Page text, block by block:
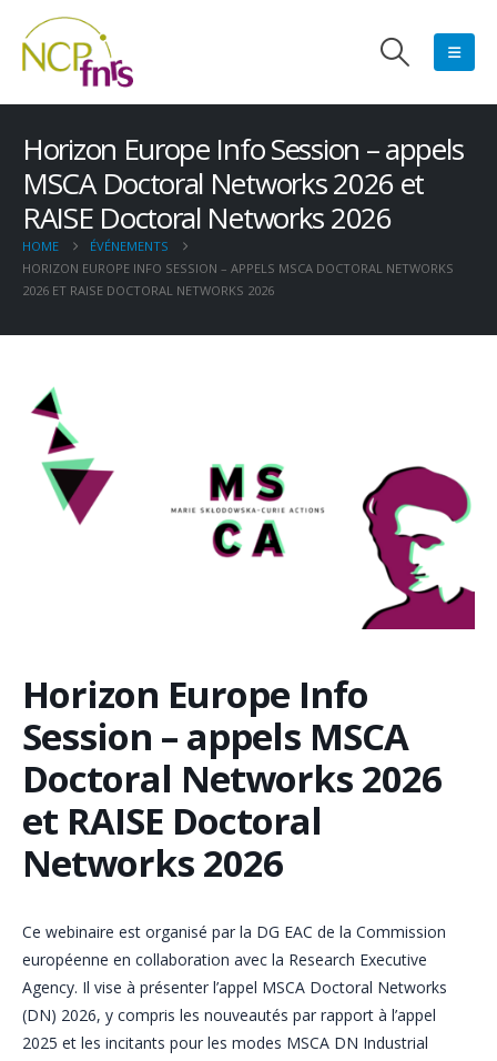
Horizon Europe Info Session – appels
MSCA Doctoral Networks 2026 et
RAISE Doctoral Networks 2026
HOME
ÉVÉNEMENTS
HORIZON EUROPE INFO SESSION – APPELS MSCA DOCTORAL NETWORKS
2026 ET RAISE DOCTORAL NETWORKS 2026
Horizon Europe Info
Session – appels MSCA
Doctoral Networks 2026
et RAISE Doctoral
Networks 2026
Ce webinaire est organisé par la DG EAC de la Commission
européenne en collaboration avec la Research Executive
Agency. Il vise à présenter l’appel MSCA Doctoral Networks
(DN) 2026, y compris les nouveautés par rapport à l’appel
2025 et les incitants pour les modes MSCA DN Industrial